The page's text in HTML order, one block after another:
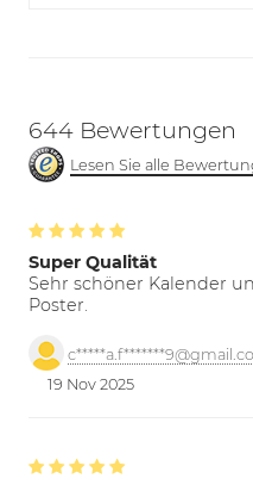
644 Bewertungen
Lesen Sie alle
Super Qualität
Sehr schöner Kalender
Poster.
19 Nov 2025